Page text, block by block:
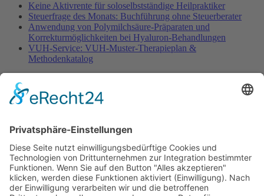
Keine Aktivrente für soloselbstständige Heilpraktiker
Steuerfrage des Monats: Buchführung ohne Steuerberater
Anwendung von Polymilchsäure-Präparaten und
Korrekturmöglichkeiten bei Hyaluron-Behandlungen
VUH-Service: VUH-Muster-Therapieplan &
Methodenkatalog
Fachinformationen
Erstattungsfähige rezeptfreie Medikamente
Studie: Reduziert das Darmbakterium Bacteroides vulgatus
Heißhunger auf Süßes?
Verband Unabhängiger Heilpraktiker e.V.